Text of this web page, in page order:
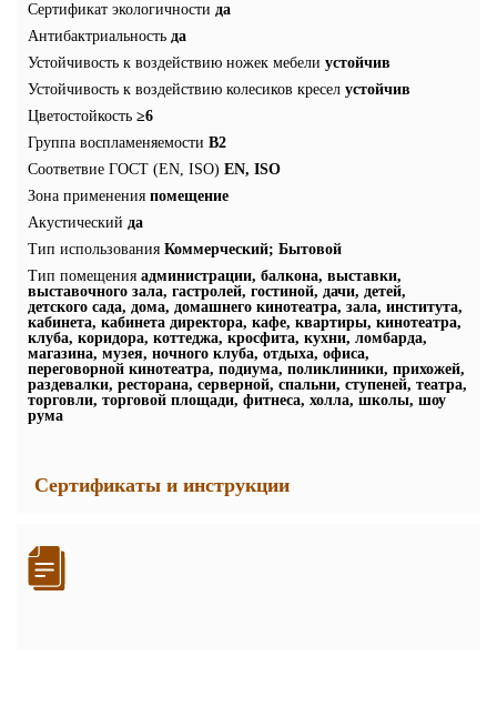
Сертификат экологичности да
Антибактриальность да
Устойчивость к воздействию ножек мебели устойчив
Устойчивость к воздействию колесиков кресел устойчив
Цветостойкость ≥6
Группа воспламеняемости В2
Соответвие ГОСТ (EN, ISO) EN, ISO
Зона применения помещение
Акустический да
Тип использования Коммерческий; Бытовой
Тип помещения администрации, балкона, выставки,
выставочного зала, гастролей, гостиной, дачи, детей,
детского сада, дома, домашнего кинотеатра, зала, института,
кабинета, кабинета директора, кафе, квартиры, кинотеатра,
клуба, коридора, коттеджа, кросфита, кухни, ломбарда,
магазина, музея, ночного клуба, отдыха, офиса,
переговорной кинотеатра, подиума, поликлиники, прихожей,
раздевалки, ресторана, серверной, спальни, ступеней, театра,
торговли, торговой площади, фитнеса, холла, школы, шоу
рума
Сертификаты и инструкции